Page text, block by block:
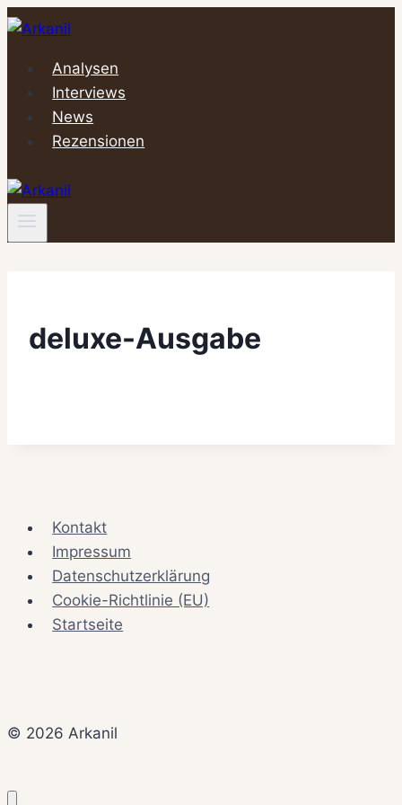
Zum
springenAnalysen
Interviews
News
Rezensionen
deluxe-Ausgabe
Kontakt
Impressum
Datenschutzerklärung
Cookie-Richtlinie (EU)
Startseite
© 2026 Arkanil